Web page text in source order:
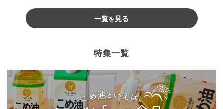
一覧を見る
特集一覧